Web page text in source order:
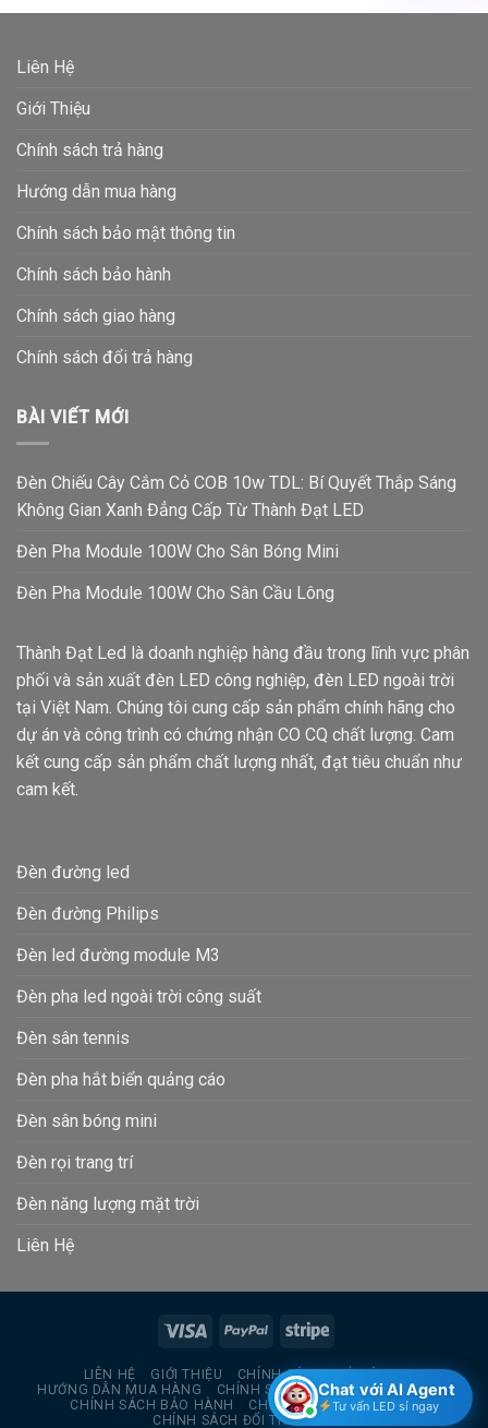
Liên Hệ
Giới Thiệu
Chính sách trả hàng
Hướng dẫn mua hàng
Chính sách bảo mật thông tin
Chính sách bảo hành
Chính sách giao hàng
Chính sách đổi trả hàng
BÀI VIẾT MỚI
Đèn Chiếu Cây Cắm Cỏ COB 10w TDL: Bí Quyết Thắp Sáng
Không Gian Xanh Đẳng Cấp Từ Thành Đạt LED
Đèn Pha Module 100W Cho Sân Bóng Mini
Đèn Pha Module 100W Cho Sân Cầu Lông
Thành Đạt Led là doanh nghiệp hàng đầu trong lĩnh vực phân
phối và sản xuất đèn LED công nghiệp, đèn LED ngoài trời
tại Việt Nam. Chúng tôi cung cấp sản phẩm chính hãng cho
dự án và công trình có chứng nhận CO CQ chất lượng. Cam
kết cung cấp sản phẩm chất lượng nhất, đạt tiêu chuẩn như
cam kết.
Đèn đường led
Đèn đường Philips
Đèn led đường module M3
Đèn pha led ngoài trời công suất
Đèn sân tennis
Đèn pha hắt biển quảng cáo
Đèn sân bóng mini
Đèn rọi trang trí
Đèn năng lượng mặt trời
Liên Hệ
LIÊN HỆ GIỚI THIỆU
CHÍNH SÁCH TRẢ HÀNG
HƯỚNG DẪN MUA HÀNG
CHÍNH SÁCH BẢO MẬT THÔNG TIN
CHÍNH SÁCH BẢO HÀNH
CHÍNH SÁCH GIAO HÀNG
CHÍNH SÁCH ĐỔI TRẢ HÀNG
Chat với AI Agent
Tư vấn LED sỉ ngay